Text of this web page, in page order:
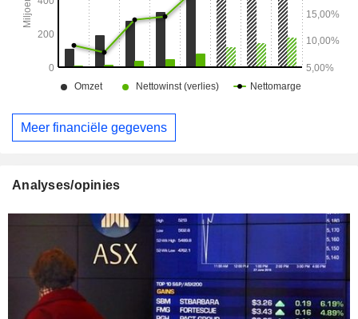
Meer financiële gegevens
Analyses/opinies